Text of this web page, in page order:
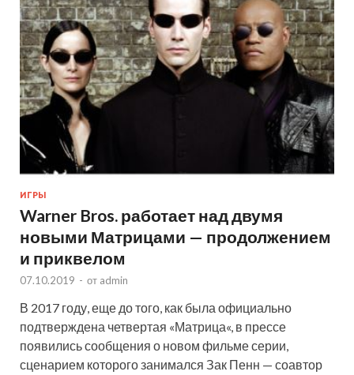
ИГРЫ
Warner Bros. работает над двумя
новыми Матрицами — продолжением
и приквелом
07.10.2019 - от admin
В 2017 году, еще до того, как была официально
подтверждена четвертая «Матрица«, в прессе
появились сообщения о новом фильме серии,
сценарием которого занимался Зак Пенн — соавтор